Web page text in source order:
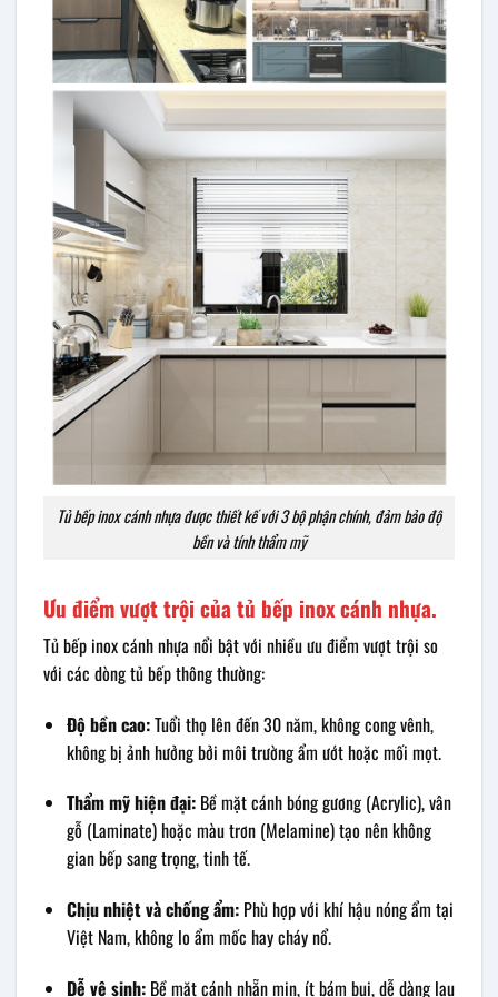
Tủ bếp inox cánh nhựa được thiết kế với 3 bộ phận chính, đảm bảo độ
bền và tính thẩm mỹ
Ưu điểm vượt trội của tủ bếp inox cánh nhựa.
Tủ bếp inox cánh nhựa nổi bật với nhiều ưu điểm vượt trội so
với các dòng tủ bếp thông thường:
Độ bền cao:Tuổi thọ lên đến 30 năm, không cong vênh,
không bị ảnh hưởng bởi môi trường ẩm ướt hoặc mối mọt.
Thẩm mỹ hiện đại: Bề mặt cánh bóng gương (Acrylic), vân
gỗ (Laminate) hoặc màu trơn (Melamine) tạo nên không
gian bếp sang trọng, tinh tế.
Chịu nhiệt và chống ẩm: Phù hợp với khí hậu nóng ẩm tại
Việt Nam, không lo ẩm mốc hay cháy nổ.
Dễ vệ sinh: Bề mặt cánh nhẵn mịn, ít bám bụi, dễ dàng lau